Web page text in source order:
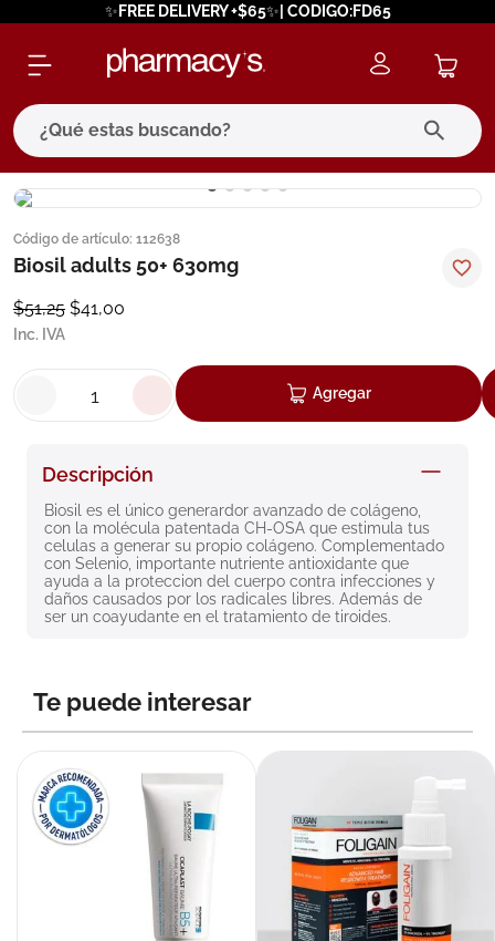
✨FREE DELIVERY +$65✨| CODIGO:FD65
¿Qué estas buscando?
Código de artículo: 112638
Biosil adults 50+ 630mg
$51,25 $41,00
Inc. IVA
Agregar
Descripción
Biosil es el único generardor avanzado de colágeno,
con la molécula patentada CH-OSA que estimula tus
celulas a generar su propio colágeno. Complementado
con Selenio, importante nutriente antioxidante que
ayuda a la proteccion del cuerpo contra infecciones y
daños causados por los radicales libres. Además de
ser un coayudante en el tratamiento de tiroides.
Te puede interesar
términos más buscados
1. eucerin
3. bioderma
cerave
7. megacistin
8. roche posay
9. isdin
10.neumoflux